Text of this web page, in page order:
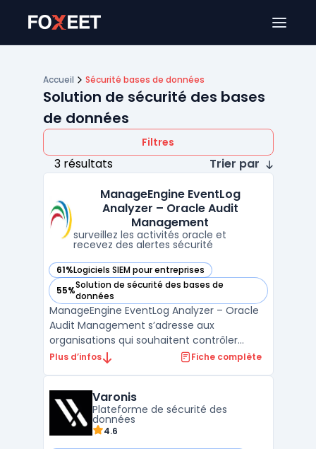
Accueil Sécurité bases de données
Solution de sécurité des bases
de données
Filtres
3 résultats
Trier par
ManageEngine EventLog
Analyzer – Oracle Audit
Management
surveillez les activités oracle et
recevez des alertes sécurité
61%Logiciels SIEM pour entreprises
— voir ManageEngine EventLog Analyzer – Oracle Audit
55%Solution de sécurité des bases de
données
— voir ManageEngine EventLog Analyzer – Oracle Audit
ManageEngine EventLog Analyzer – Oracle
Audit Management s’adresse aux
organisations qui souhaitent contrôler
l’activité des bases de données Oracle. Ce
les modifications de comptes, les
tentatives d’accès non ...
Plus d’infos Fiche complète
Varonis
Plateforme de sécurité des
données
4.6